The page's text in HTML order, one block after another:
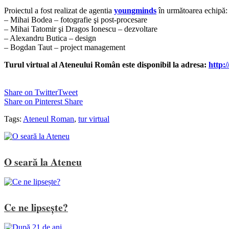
Proiectul a fost realizat de agentia youngmindsîn următoarea echipă:
– Mihai Bodea – fotografie şi post-procesare
– Mihai Tatomir şi Dragos Ionescu – dezvoltare
– Alexandru Butica – design
– Bogdan Taut – project management
Turul virtual al Ateneului Român este disponibil la adresa:
Share on TwitterTweet
Share on Pinterest Share
Tags: Ateneul Roman, tur virtual
O seară la Ateneu
Ce ne lipsește?